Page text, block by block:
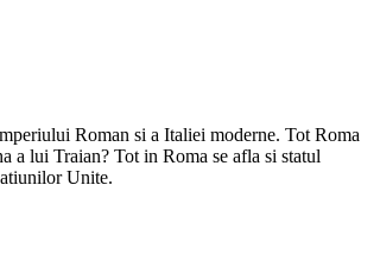
Roman si a Italiei moderne. Tot Roma
a lui Traian? Tot in Roma se afla si statul
Unite.